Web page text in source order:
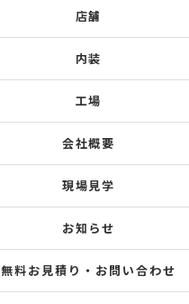
店舗
内装
工場
会社概要
現場見学
お知らせ
無料お見積り・お問い合わせ